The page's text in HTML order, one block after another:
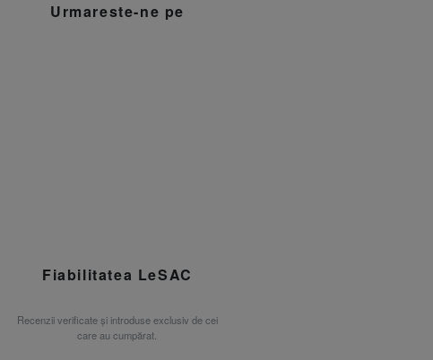
Urmareste-ne pe
Fiabilitatea LeSAC
Recenzii verificate și introduse exclusiv de cei
care au cumpărat.